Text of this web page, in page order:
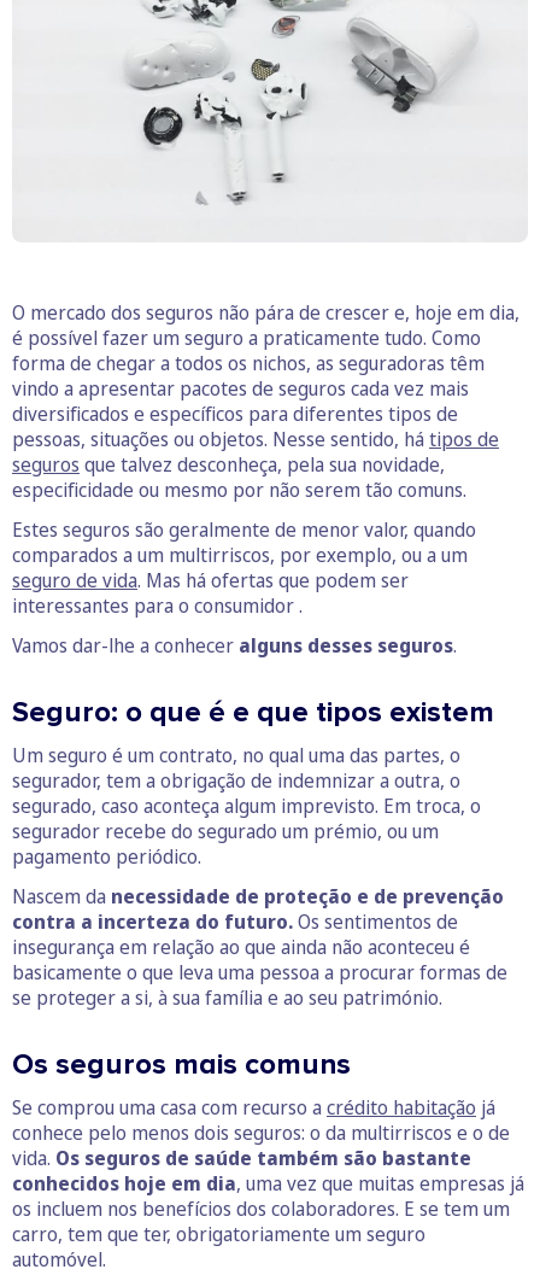
O mercado dos seguros não pára de crescer e, hoje em dia,
é possível fazer um seguro a praticamente tudo. Como
forma de chegar a todos os nichos, as seguradoras têm
vindo a apresentar pacotes de seguros cada vez mais
diversificados e específicos para diferentes tipos de
pessoas, situações ou objetos. Nesse sentido, há tipos de
seguros que talvez desconheça, pela sua novidade,
especificidade ou mesmo por não serem tão comuns.
Estes seguros são geralmente de menor valor, quando
comparados a um multirriscos, por exemplo, ou a um
seguro de vida. Mas há ofertas que podem ser
interessantes para o consumidor .
Vamos dar-lhe a conhecer alguns desses seguros.
Seguro: o que é e que tipos existem
Um seguro é um contrato, no qual uma das partes, o
segurador, tem a obrigação de indemnizar a outra, o
segurado, caso aconteça algum imprevisto. Em troca, o
segurador recebe do segurado um prémio, ou um
pagamento periódico.
Nascem da necessidade de proteção e de prevenção
contra a incerteza do futuro.Os sentimentos de
insegurança em relação ao que ainda não aconteceu é
basicamente o que leva uma pessoa a procurar formas de
se proteger a si, à sua família e ao seu património.
Os seguros mais comuns
Se comprou uma casa com recurso a crédito habitação já
conhece pelo menos dois seguros: o da multirriscos e o de
vida. Os seguros de saúde também são bastante
conhecidos hoje em dia, uma vez que muitas empresas já
os incluem nos benefícios dos colaboradores. E se tem um
carro, tem que ter, obrigatoriamente um seguro
automóvel.